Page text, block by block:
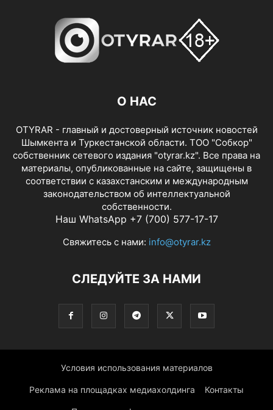
О НАС
OTYRAR - главный и достоверный источник новостей
Шымкента и Туркестанской области. ТОО "Собкор"
собственник сетевого издания "otyrar.kz". Все права на
материалы, опубликованные на сайте, защищены в
соответствии с казахстанским и международным
законодательством об интеллектуальной
собственности.
Наш WhatsApp +7 (700) 577-17-17
Свяжитесь с нами: info@otyrar.kz
СЛЕДУЙТЕ ЗА НАМИ
Условия использования материалов
Реклама на площадках медиахолдинга Контакты